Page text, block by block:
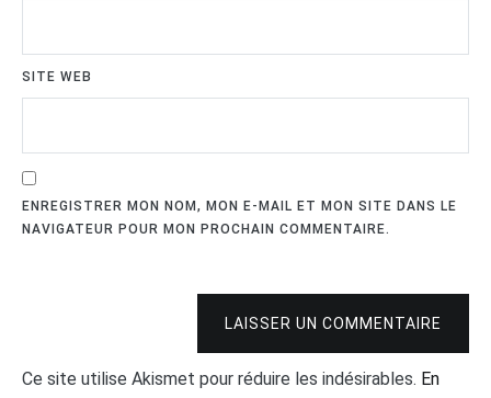
SITE WEB
ENREGISTRER MON NOM, MON E-MAIL ET MON SITE DANS LE
NAVIGATEUR POUR MON PROCHAIN COMMENTAIRE.
LAISSER UN COMMENTAIRE
Ce site utilise Akismet pour réduire les indésirables. En